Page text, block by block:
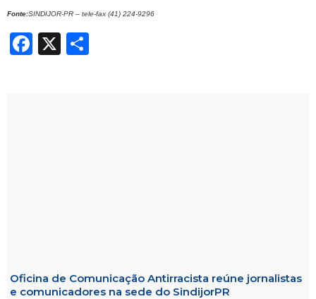
Fonte:SINDIJOR-PR – tele-fax (41) 224-9296
Facebook
X
Oficina de Comunicação Antirracista reúne jornalistas
e comunicadores na sede do SindijorPR